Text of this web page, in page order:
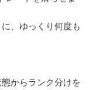
、ゆっくり何度も
からランク分けを